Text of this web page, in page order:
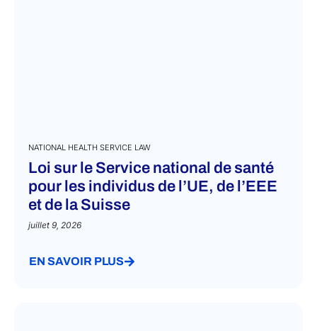
NATIONAL HEALTH SERVICE LAW
Loi sur le Service national de santé
pour les individus de l’UE, de l’EEE
et de la Suisse
juillet 9, 2026
EN SAVOIR PLUS